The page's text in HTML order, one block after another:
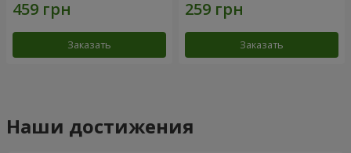
Заказать Заказать
Наши достижения